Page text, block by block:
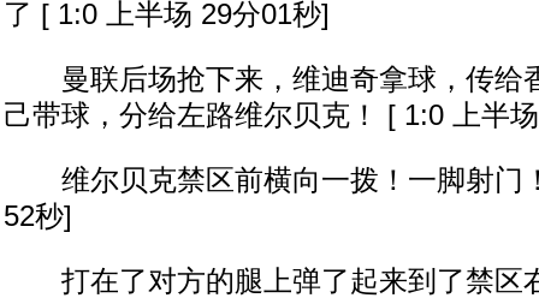
了 [ 1:0 上半场 29分01秒]
曼联后场抢下来，维迪奇拿球，传给
己带球，分给左路维尔贝克！ [ 1:0 上半
维尔贝克禁区前横向一拨！一脚射门
52秒]
打在了对方的腿上弹了起来到了禁区